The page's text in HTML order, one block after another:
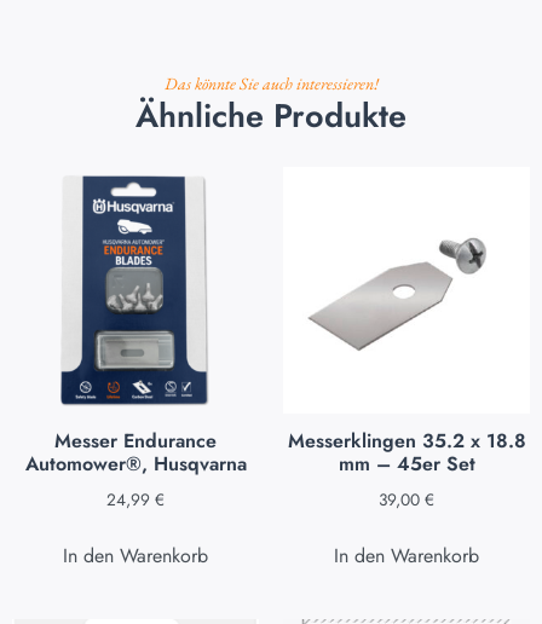
Das könnte Sie auch interessieren!
Ähnliche Produkte
Messer Endurance
Automower®, Husqvarna
24,99 €
In den Warenkorb
Messerklingen 35.2 x 18.8
mm – 45er Set
39,00 €
In den Warenkorb